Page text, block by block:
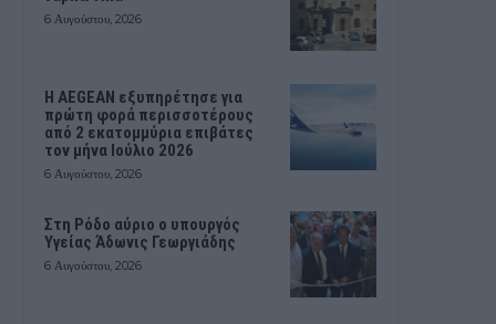
6 Αυγούστου, 2026
Η AEGEAN εξυπηρέτησε για
πρώτη φορά περισσοτέρους
από 2 εκατομμύρια επιβάτες
τον μήνα Ιούλιο 2026
6 Αυγούστου, 2026
Στη Ρόδο αύριο ο υπουργός
Υγείας Άδωνις Γεωργιάδης
6 Αυγούστου, 2026